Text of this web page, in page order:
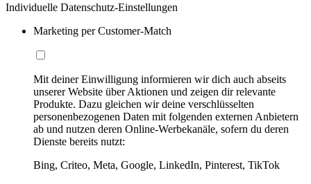
Individuelle Datenschutz-Einstellungen
Marketing per Customer-Match
Mit deiner Einwilligung informieren wir dich auch abseits
unserer Website über Aktionen und zeigen dir relevante
Produkte. Dazu gleichen wir deine verschlüsselten
personenbezogenen Daten mit folgenden externen Anbietern
ab und nutzen deren Online-Werbekanäle, sofern du deren
Dienste bereits nutzt:
Bing, Criteo, Meta, Google, LinkedIn, Pinterest, TikTok